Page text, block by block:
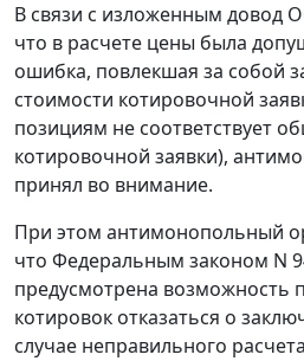
В связи с изложенным довод
что в расчете цены была
ошибка, повлекшая за собой
стоимости котировочной
позициям не соответствует
котировочной заявки),
принял во внимание.
При этом антимонопольный
что Федеральным законом N
предусмотрена возможность
котировок отказаться о
случае неправильного